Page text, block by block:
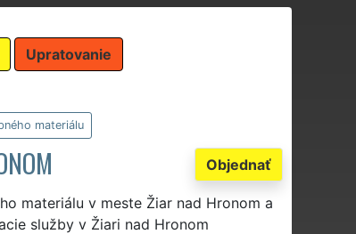
Upratovanie
materiálu
Objednať
materiálu v meste Žiar nad Hronom a
služby v Žiari nad Hronom